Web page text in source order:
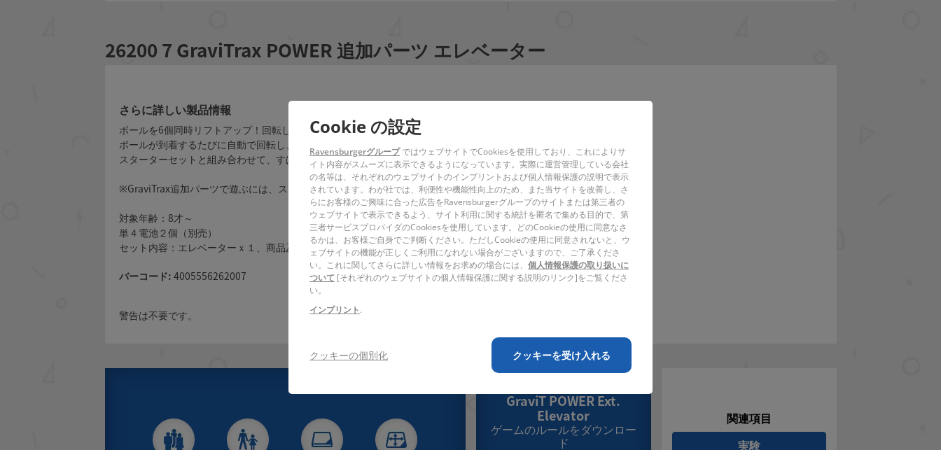
26200 7 GraviTrax POWER 追加パーツ エレベーター
さらに詳しい製品情報
ボールを6個同時リフトアップ！回転しながらボールを吸い上げる、POWERシリーズの主役パーツ。
ボールが到着するたびに自動で回転し、次々と上の階層へ運びたい時に最適です。
スターターセットと組み合わせて、すばらしいアクションを実現しよう。
※GraviTrax追加パーツで遊ぶには、スターターセットが必要です。
対象年齢：8才～
単４電池２個（別売）
セット内容：エレベーターｘ１、商品及び電池の説明書ｘ２、POWERシリーズの3 in 1タイルｘ１
バーコード: 4005556262007
警告は不要です。
GraviT POWER Ext.
Elevator
ゲームのルールをダウンロー
ド
関連項目
実験
Cookie の設定
RavensburgerグループではウェブサイトでCookiesを使用しており、これによりサ
イト内容がスムーズに表示できるようになっています。実際に運営管理している会社
の名等は、それぞれのウェブサイトのインプリントおよび個人情報保護の説明で表示
されています。わが社では、利便性や機能性向上のため、また当サイトを改善し、さ
らにお客様のご興味に合った広告をRavensburgerグループのサイトまたは第三者の
ウェブサイトで表示できるよう、サイト利用に関する統計を匿名で集める目的で、第
三者サービスプロバイダのCookiesを使用しています。どのCookieの使用に同意なさ
るかは、お客様ご自身でご判断ください。ただしCookieの使用に同意されないと、ウ
ェブサイトの機能が正しくご利用になれない場合がございますので、ご了承くださ
い。これに関してさらに詳しい情報をお求めの場合には、 個人情報保護の取り扱いに
ついて [それぞれのウェブサイトの個人情報保護に関する説明のリンク]をご覧くださ
い。
インプリント.
クッキーを受け入れる
クッキーの個別化